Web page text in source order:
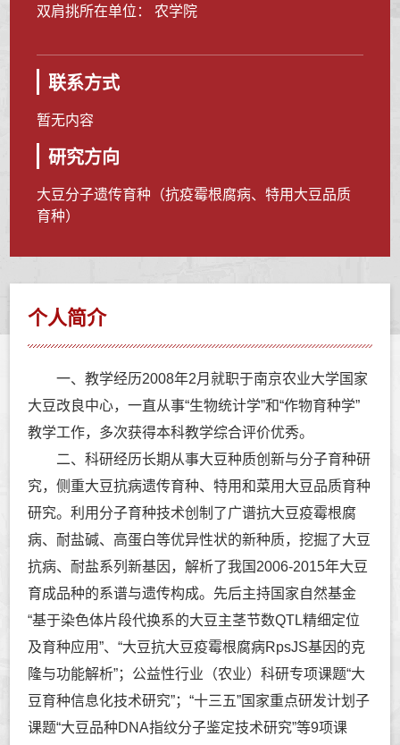
双肩挑所在单位： 农学院
联系方式
暂无内容
研究方向
大豆分子遗传育种（抗疫霉根腐病、特用大豆品质
育种）
个人简介
一、教学经历2008年2月就职于南京农业大学国家
大豆改良中心，一直从事“生物统计学”和“作物育种学”
教学工作，多次获得本科教学综合评价优秀。
二、科研经历长期从事大豆种质创新与分子育种研
究，侧重大豆抗病遗传育种、特用和菜用大豆品质育种
研究。利用分子育种技术创制了广谱抗大豆疫霉根腐
病、耐盐碱、高蛋白等优异性状的新种质，挖掘了大豆
抗病、耐盐系列新基因，解析了我国2006-2015年大豆
育成品种的系谱与遗传构成。先后主持国家自然基金
“基于染色体片段代换系的大豆主茎节数QTL精细定位
及育种应用”、“大豆抗大豆疫霉根腐病RpsJS基因的克
隆与功能解析”；公益性行业（农业）科研专项课题“大
豆育种信息化技术研究”；“十三五”国家重点研发计划子
课题“大豆品种DNA指纹分子鉴定技术研究”等9项课